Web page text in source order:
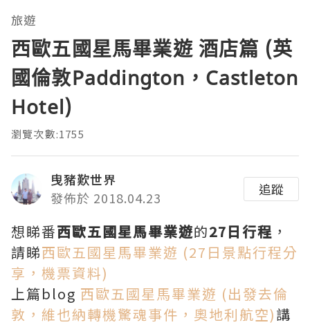
旅遊
西歐五國星馬畢業遊 酒店篇 (英
國倫敦Paddington，Castleton
Hotel)
瀏覽次數:1755
曳豬歎世界
發佈於 2018.04.23
追蹤
想睇番西歐五國星馬畢業遊的27日行程 ，
請睇西歐五國星馬畢業遊 (27日景點行程分
享，機票資料)
上篇blog 西歐五國星馬畢業遊 (出發去倫
敦，維也納轉機驚魂事件，奧地利航空)講